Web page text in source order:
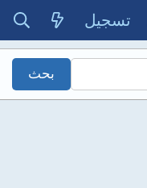
تسجيل